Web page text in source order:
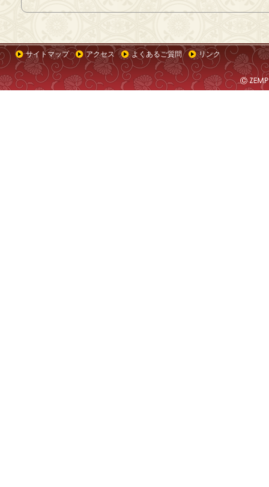
サイトマップ アクセス よくあるご質問 リンク